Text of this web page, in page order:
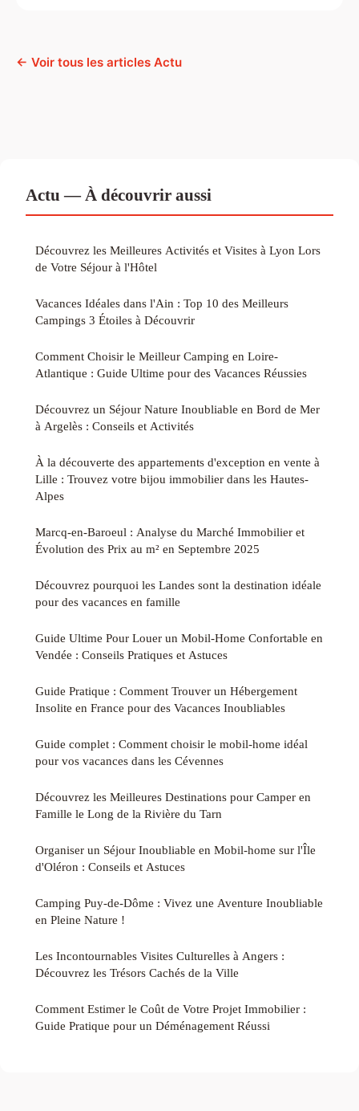
← Voir tous les articles Actu
Actu — À découvrir aussi
Découvrez les Meilleures Activités et Visites à Lyon Lors
de Votre Séjour à l'Hôtel
Vacances Idéales dans l'Ain : Top 10 des Meilleurs
Campings 3 Étoiles à Découvrir
Comment Choisir le Meilleur Camping en Loire-
Atlantique : Guide Ultime pour des Vacances Réussies
Découvrez un Séjour Nature Inoubliable en Bord de Mer
à Argelès : Conseils et Activités
À la découverte des appartements d'exception en vente à
Lille : Trouvez votre bijou immobilier dans les Hautes-
Alpes
Marcq-en-Baroeul : Analyse du Marché Immobilier et
Évolution des Prix au m² en Septembre 2025
Découvrez pourquoi les Landes sont la destination idéale
pour des vacances en famille
Guide Ultime Pour Louer un Mobil-Home Confortable en
Vendée : Conseils Pratiques et Astuces
Guide Pratique : Comment Trouver un Hébergement
Insolite en France pour des Vacances Inoubliables
Guide complet : Comment choisir le mobil-home idéal
pour vos vacances dans les Cévennes
Découvrez les Meilleures Destinations pour Camper en
Famille le Long de la Rivière du Tarn
Organiser un Séjour Inoubliable en Mobil-home sur l'Île
d'Oléron : Conseils et Astuces
Camping Puy-de-Dôme : Vivez une Aventure Inoubliable
en Pleine Nature !
Les Incontournables Visites Culturelles à Angers :
Découvrez les Trésors Cachés de la Ville
Comment Estimer le Coût de Votre Projet Immobilier :
Guide Pratique pour un Déménagement Réussi